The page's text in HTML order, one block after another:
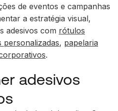
de eventos e campanhas
a estratégia visual,
adesivos com rótulos
personalizadas, papelaria
.
adesivos